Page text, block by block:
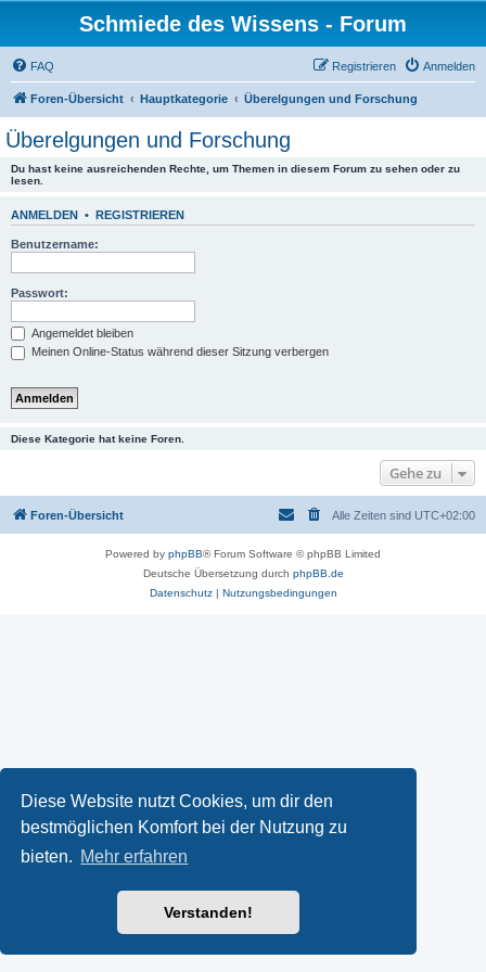
Diese Website nutzt Cookies, um dir den
bestmöglichen Komfort bei der Nutzung zu
bieten. Mehr erfahren
Verstanden!
Schmiede des Wissens - Forum
FAQ Anmelden
Registrieren
Foren-Übersicht Hauptkategorie Überelgungen und Forschung
Überelgungen und Forschung
Du hast keine ausreichenden Rechte, um Themen in diesem Forum zu sehen oder zu
lesen.
ANMELDEN • REGISTRIEREN
Benutzername:
Passwort:
Angemeldet bleiben
Meinen Online-Status während dieser Sitzung verbergen
Diese Kategorie hat keine Foren.
Gehe zu
Foren-Übersicht Alle Zeiten sind UTC+02:00
Powered by phpBB® Forum Software © phpBB Limited
Deutsche Übersetzung durch phpBB.de
Datenschutz| Nutzungsbedingungen